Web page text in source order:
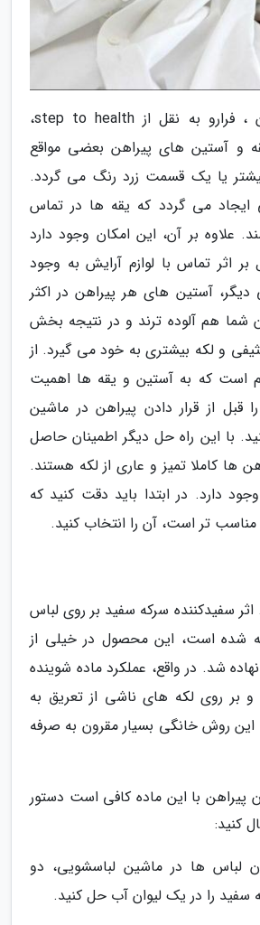
به گزارش خبرنگاران ، فرارو به نقل از step to health،
و آستین های پیراهن بعضی مواقع
یا یک قسمت زرد رنگ می گردد.
ایجاد می گردد که یقه ها در تماس
علاوه بر آن، این امکان وجود دارد
بر اثر تماس با لوازم آرایش به وجود
دیگر، آستین های هر پیراهن در اکثر
شما هم آلوده ترند و در نتیجه بخش
و لکه بیشتری به خود می گیرد. از
است که به آستین و یقه ها اهمیت
قبل از قرار دادن پیراهن در ماشین
با این راه حل دیگر اطمینان حاصل
ها کاملا تمیز و عاری از لکه هستند.
دارد. در ابتدا باید دقت کنید که
تر است، آن را انتخاب کنید.
سفیدکننده سرکه سفید بر روی لباس
شده است، این محصول در خیلی از
شد. در واقع، عملکرد ماده شوینده
بر روی لکه های ناشی از تعریق به
این روش خانگی بسیار مقرون به صرفه
پیراهن با این ماده کافی است دستور
کنید:
لباس ها در ماشین لباسشویی، دو
سفید را در یک لیوان آب حل کنید.